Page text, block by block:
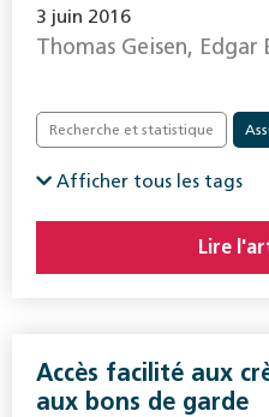
3 juin 2016
Thomas Geisen,
Recherche et statistique
Afficher tous les tags
Lire
Accès facilité aux
aux bons de garde